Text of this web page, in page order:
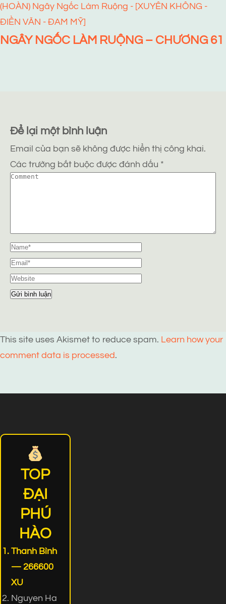
(HOÀN) Ngây Ngốc Làm Ruộng - [XUYÊN KHÔNG -
ĐIỀN VĂN - ĐAM MỸ]
NGÂY NGỐC LÀM RUỘNG – CHƯƠNG 61
Để lại một bình luận
Email của bạn sẽ không được hiển thị công khai.
Các trường bắt buộc được đánh dấu *
This site uses Akismet to reduce spam. Learn how your
comment data is processed.
TOP
ĐẠI
PHÚ
HÀO
Thanh Bình
— 266600
XU
Nguyen Ha